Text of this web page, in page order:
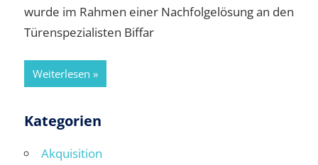
wurde im Rahmen einer Nachfolgelösung an den
Türenspezialisten Biffar
Weiterlesen
Kategorien
Akquisition